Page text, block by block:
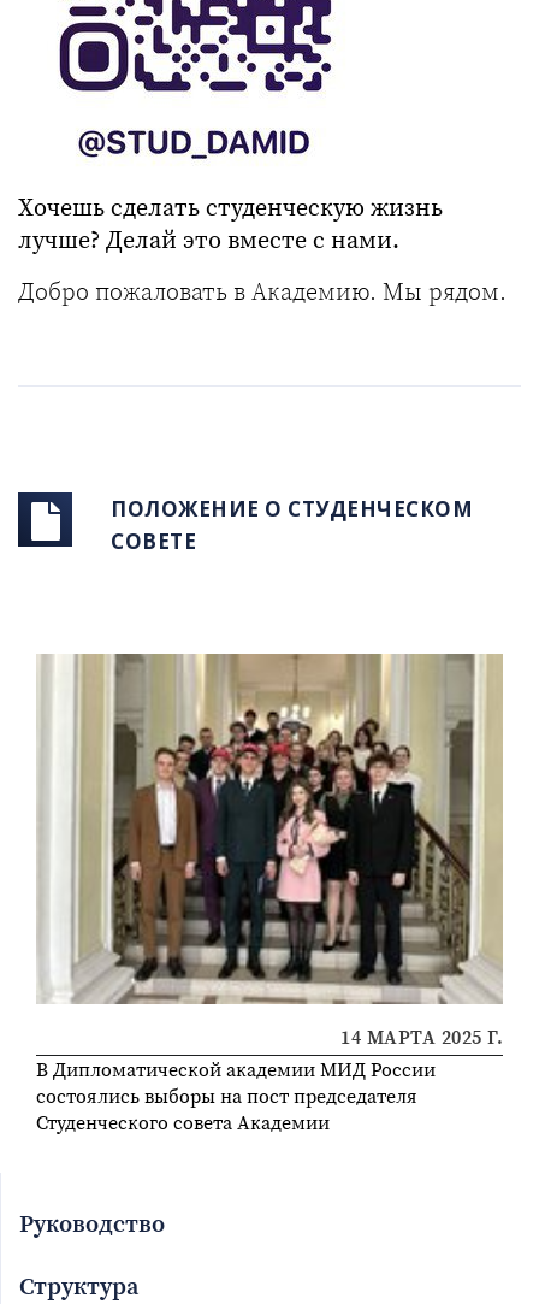
Хочешь сделать студенческую жизнь
лучше? Делай это вместе с нами.
Добро пожаловать в Академию. Мы рядом.
ПОЛОЖЕНИЕ О СТУДЕНЧЕСКОМ
СОВЕТЕ
14 МАРТА 2025 Г.
В Дипломатической академии МИД России
состоялись выборы на пост председателя
Студенческого совета Академии
Руководство
Структура